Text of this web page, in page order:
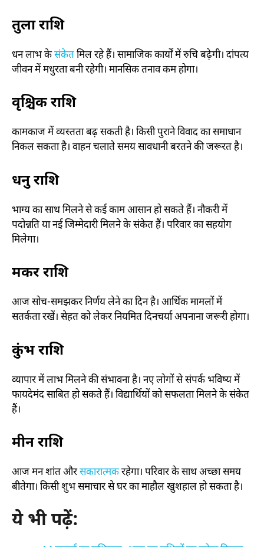
तुला राशि
धन लाभ केसंकेतमिल रहे हैं। सामाजिक कार्यों में रुचि बढ़ेगी। दांपत्य
जीवन में मधुरता बनी रहेगी। मानसिक तनाव कम होगा।
वृश्चिक राशि
कामकाज में व्यस्तता बढ़ सकती है। किसी पुराने विवाद का समाधान
निकल सकता है। वाहन चलाते समय सावधानी बरतने की जरूरत है।
धनु राशि
भाग्य का साथ मिलने से कई काम आसान हो सकते हैं। नौकरी में
पदोन्नति या नई जिम्मेदारी मिलने के संकेत हैं। परिवार का सहयोग
मिलेगा।
मकर राशि
आज सोच-समझकर निर्णय लेने का दिन है। आर्थिक मामलों में
सतर्कता रखें। सेहत को लेकर नियमित दिनचर्या अपनाना जरूरी होगा।
कुंभ राशि
व्यापार में लाभ मिलने की संभावना है। नए लोगों से संपर्क भविष्य में
फायदेमंद साबित हो सकते हैं। विद्यार्थियों को सफलता मिलने के संकेत
हैं।
मीन राशि
आज मन शांत औरसकारात्मकरहेगा। परिवार के साथ अच्छा समय
बीतेगा। किसी शुभ समाचार से घर का माहौल खुशहाल हो सकता है।
ये भी पढ़ें: